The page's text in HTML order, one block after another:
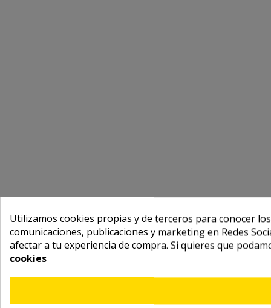
Utilizamos cookies propias y de terceros para conocer
comunicaciones, publicaciones y marketing en Redes
afectar a tu experiencia de compra. Si quieres que
cookies